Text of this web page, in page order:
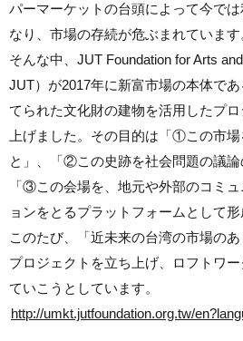
パーマーケットの台頭によって今で
なり、市場の存続が危ぶまれています
そんな中、JUT Foundation for Arts
JUT）が2017年に新富市場の本体で
てられた文化財の建物を活用したプ
上げました。その目的は「①この市
と」、「②この史跡を社会問題の議論
「③この会場を、地元や外部のコミ
ョンをとるプラットフォームとして形
このたび、「近未来の台湾の市場の
プロジェクトを立ち上げ、ロフトワ
ていこうとしています。
http://umkt.jutfoundation.org.tw/